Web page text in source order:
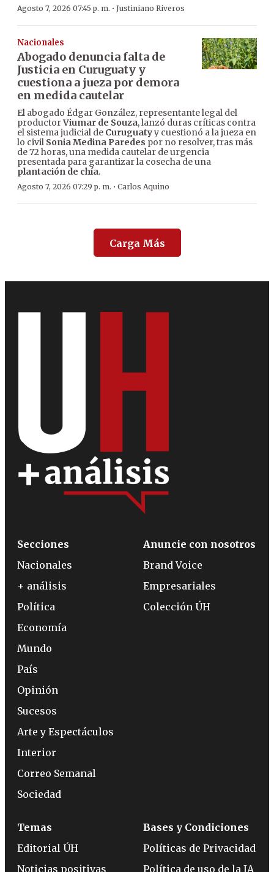
Agosto 7, 2026 07:45 p. m. · Justiniano Riveros
Nacionales
Abogado denuncia falta de
Justicia en Curuguaty y
cuestiona a jueza por demora
en medida cautelar
El abogado Édgar González, representante legal del
productorViumar de Souza, lanzó duras críticas contra
el sistema judicial de Curuguatyy cuestionó a la jueza en
lo civil Sonia Medina Paredes por no resolver, tras más
de 72 horas, una medida cautelar de urgencia
presentada para garantizar la cosecha de una
plantación de chía.
Agosto 7, 2026 07:29 p. m. · Carlos Aquino
Carga Más
Secciones
Nacionales
+ análisis
Política
Economía
Mundo
País
Opinión
Sucesos
Arte y Espectáculos
Interior
Correo Semanal
Sociedad
Anuncie con nosotros
Brand Voice
Empresariales
Colección ÚH
Temas
Editorial ÚH
Noticias positivas
Bases y Condiciones
Políticas de Privacidad
Política de uso de la IA